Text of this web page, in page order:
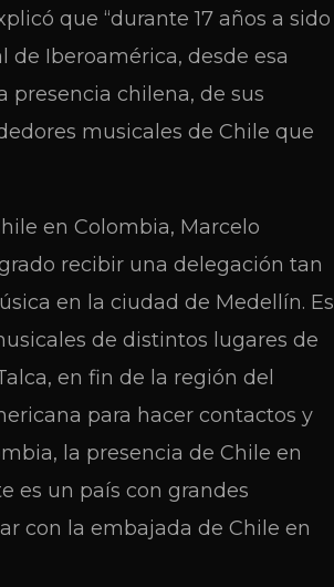
que “durante 17 años a sido
de Iberoamérica, desde esa
chilena, de sus
musicales de Chile que
en Colombia, Marcelo
recibir una delegación tan
en la ciudad de Medellín. Es
de distintos lugares de
en fin de la región del
para hacer contactos y
la presencia de Chile en
es un país con grandes
con la embajada de Chile en